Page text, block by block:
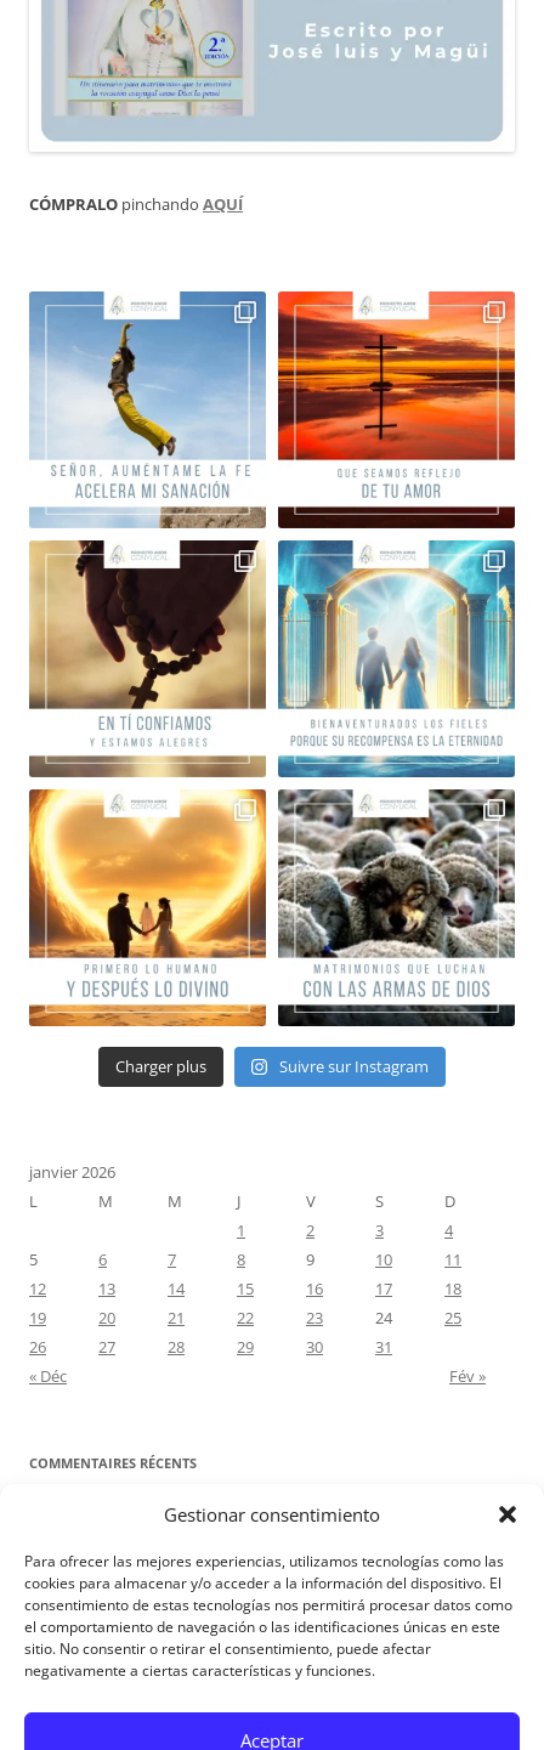
Gestionar consentimiento
Para ofrecer las mejores experiencias, utilizamos tecnologías como las
cookies para almacenar y/o acceder a la información del dispositivo. El
consentimiento de estas tecnologías nos permitirá procesar datos como
el comportamiento de navegación o las identificaciones únicas en este
sitio. No consentir o retirar el consentimiento, puede afectar
negativamente a ciertas características y funciones.
Aceptar
CÓMPRALO pinchando AQUÍ
Charger plus Suivre sur Instagram
janvier 2026
L
M M J V S
D
1
2 3
4
5
6 7 8 9 10
11
12
13 14 15 16 17
18
19
20 21 22 23 24
25
26
27 28 29 30
31
« Déc
Fév »
COMMENTAIRES RÉCENTS
Proyecto Amor ConyugaldansContre toute attente. Commentaire
pour les époux : Luc 12, 8-12
Manuel MirallesdansContre toute attente. Commentaire pour les
époux : Luc 12, 8-12